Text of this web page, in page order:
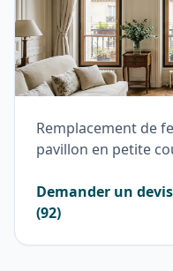
Remplacement de
pavillon en petite
Demander un
(92)